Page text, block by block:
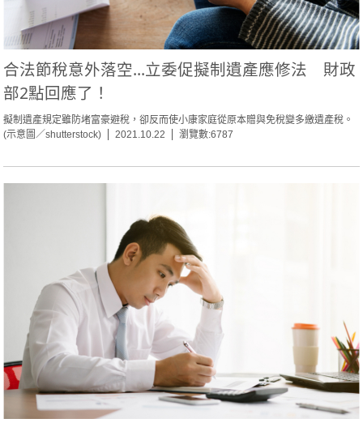
合法節稅意外落空...立委促擬制遺產應修法 財政
部2點回應了！
擬制遺產規定雖防堵富豪避稅，卻反而使小康家庭從原本贈與免稅變多繳遺產稅。
(示意圖／shutterstock)
2021.10.22 瀏覽數:6787